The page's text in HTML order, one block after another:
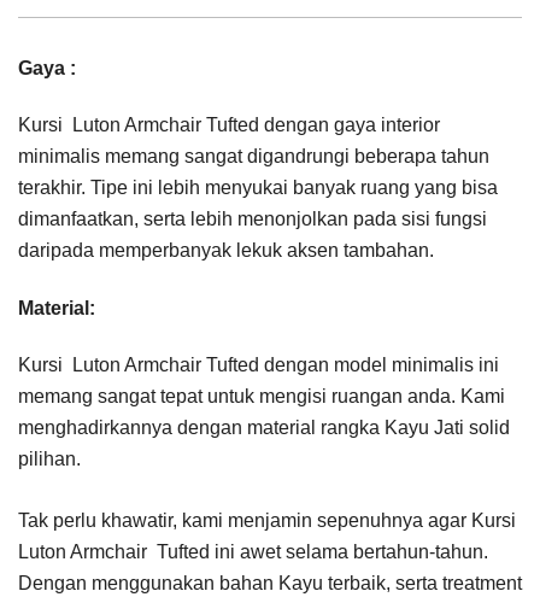
Gaya :
Kursi Luton Armchair Tufted dengan gaya interior
minimalis memang sangat digandrungi beberapa tahun
terakhir. Tipe ini lebih menyukai banyak ruang yang bisa
dimanfaatkan, serta lebih menonjolkan pada sisi fungsi
daripada memperbanyak lekuk aksen tambahan.
Material:
Kursi Luton Armchair Tufted dengan model minimalis ini
memang sangat tepat untuk mengisi ruangan anda. Kami
menghadirkannya dengan material rangka Kayu Jati solid
pilihan.
Tak perlu khawatir, kami menjamin sepenuhnya agar Kursi
Luton Armchair Tufted ini awet selama bertahun-tahun.
Dengan menggunakan bahan Kayu terbaik, serta treatment